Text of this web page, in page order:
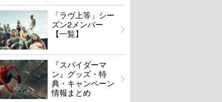
「ラヴ上等」シー
ズン2メンバー
【一覧】
『スパイダーマ
ン』グッズ・特
典・キャンペーン
情報まとめ